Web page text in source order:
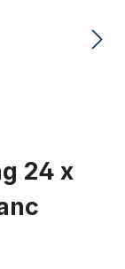
24 x